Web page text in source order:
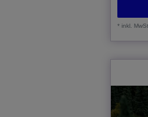
*inkl. MwSt.